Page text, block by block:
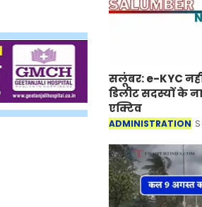
सलूंबर: e-KYC
डिलीट सदस्यों के
एक्टिव
ADMINISTRATION